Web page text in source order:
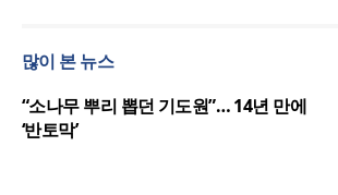
도 돼”
제4회 2026 횃불 디아스포라 청소년
할렐루야대회 둘째 날 집회 “상황
많이 본 뉴스
“소나무 뿌리 뽑던 기도원”… 14년 만에
‘반토막’